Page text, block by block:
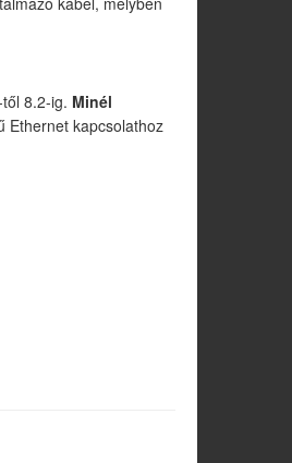
8.2-ig. Minél
Ethernet kapcsolathoz